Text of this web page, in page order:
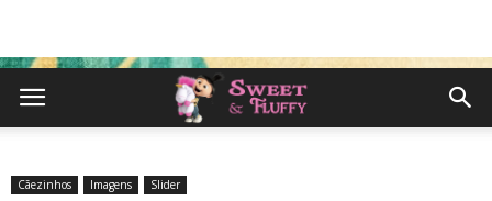
Cãezinhos Imagens Slider